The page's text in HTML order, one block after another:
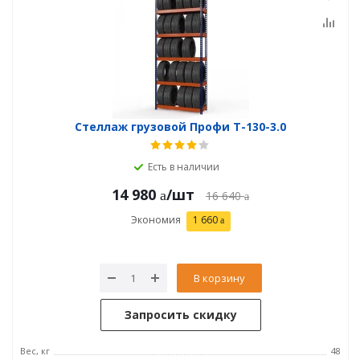
Стеллаж грузовой Профи Т-130-3.0
Есть в наличии
14 980 /шт 16 640
Экономия 1 660
В корзину
Запросить скидку
Вес, кг 48